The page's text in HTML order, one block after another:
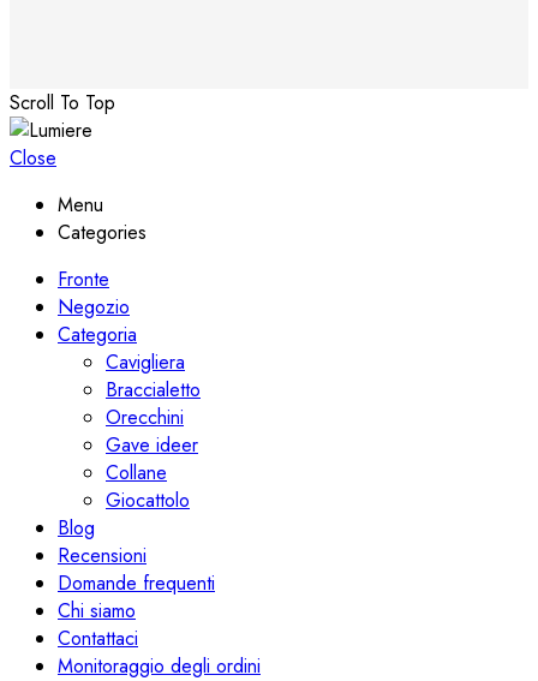
Scroll To Top
Close
Menu
Categories
Fronte
Negozio
Categoria
Cavigliera
Braccialetto
Orecchini
Gave ideer
Collane
Giocattolo
Blog
Recensioni
Domande frequenti
Chi siamo
Contattaci
Monitoraggio degli ordini